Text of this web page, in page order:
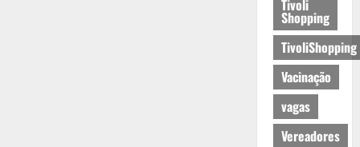
Tivoli
Shopping
TivoliShopping
Vacinação
vagas
Vereadores